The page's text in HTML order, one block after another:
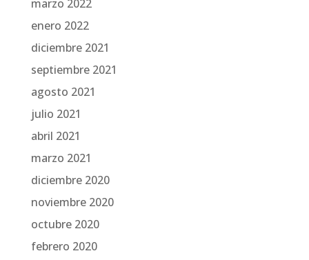
marzo 2022
enero 2022
diciembre 2021
septiembre 2021
agosto 2021
julio 2021
abril 2021
marzo 2021
diciembre 2020
noviembre 2020
octubre 2020
febrero 2020